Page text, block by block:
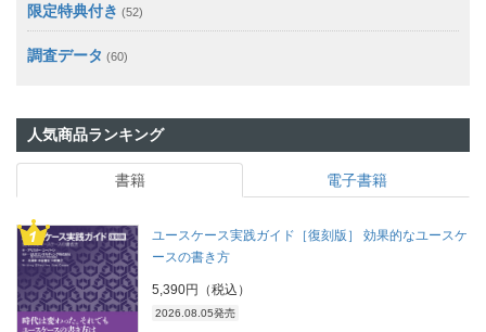
限定特典付き (52)
調査データ (60)
人気商品ランキング
書籍 電子書籍
ユースケース実践ガイド［復刻版］ 効果的なユースケ
ースの書き方
5,390円（税込）
2026.08.05発売